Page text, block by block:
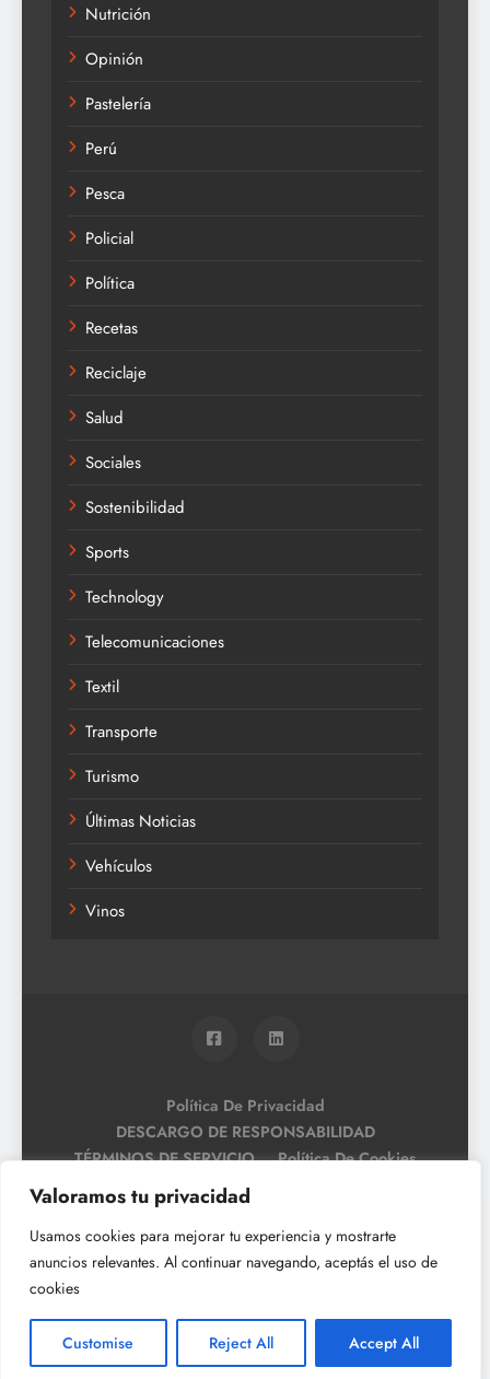
Valoramos tu privacidad
Usamos cookies para mejorar tu experiencia y mostrarte
anuncios relevantes. Al continuar navegando, aceptás el uso de
cookies
Customise Reject All Accept All
Nutrición
Opinión
Pastelería
Perú
Pesca
Policial
Política
Recetas
Reciclaje
Salud
Sociales
Sostenibilidad
Sports
Technology
Telecomunicaciones
Textil
Transporte
Turismo
Últimas Noticias
Vehículos
Vinos
Política De Privacidad
DESCARGO DE RESPONSABILIDAD
TÉRMINOS DE SERVICIO
Política De Cookies